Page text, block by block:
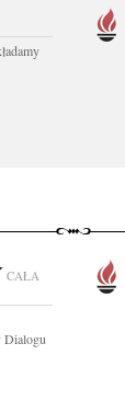
CAŁA
Dialogu